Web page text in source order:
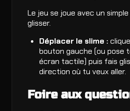
Le jeu se joue avec un
glisser.
Déplacer le slime :
bouton gauche (ou pose
écran tactile) puis fais
direction où tu veux aller.
Foire aux